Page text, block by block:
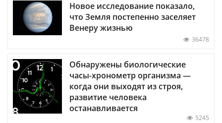
Новое исследование показало,
что Земля постепенно заселяет
Венеру жизнью
36478
Обнаружены биологические
часы-хронометр организма —
когда они выходят из строя,
развитие человека
останавливается
5245